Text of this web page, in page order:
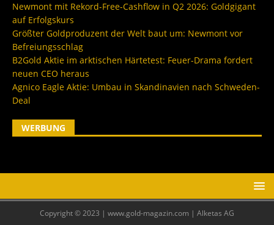
Newmont mit Rekord-Free-Cashflow in Q2 2026: Goldgigant
auf Erfolgskurs
Größter Goldproduzent der Welt baut um: Newmont vor
Befreiungsschlag
B2Gold Aktie im arktischen Härtetest: Feuer-Drama fordert
neuen CEO heraus
Agnico Eagle Aktie: Umbau in Skandinavien nach Schweden-
Deal
WERBUNG
Copyright © 2023 | www.gold-magazin.com | Alketas AG